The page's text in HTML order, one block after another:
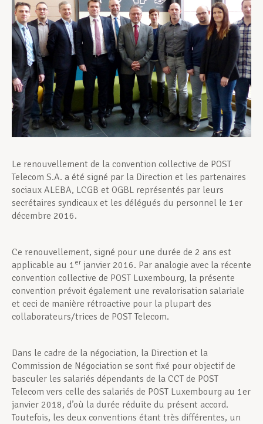
Développement professionnel
Devenir Membre
Actualités
Le renouvellement de la convention collective de POST
Telecom S.A. a été signé par la Direction et les partenaires
sociaux ALEBA, LCGB et OGBL représentés par leurs
secrétaires syndicaux et les délégués du personnel le 1er
décembre 2016.
Ce renouvellement, signé pour une durée de 2 ans est
applicable au 1 er janvier 2016. Par analogie avec la récente
convention collective de POST Luxembourg, la présente
convention prévoit également une revalorisation salariale
et ceci de manière rétroactive pour la plupart des
collaborateurs/trices de POST Telecom.
Dans le cadre de la négociation, la Direction et la
Commission de Négociation se sont fixé pour objectif de
basculer les salariés dépendants de la CCT de POST
Telecom vers celle des salariés de POST Luxembourg au 1er
janvier 2018, d’où la durée réduite du présent accord.
Toutefois, les deux conventions étant très différentes, un